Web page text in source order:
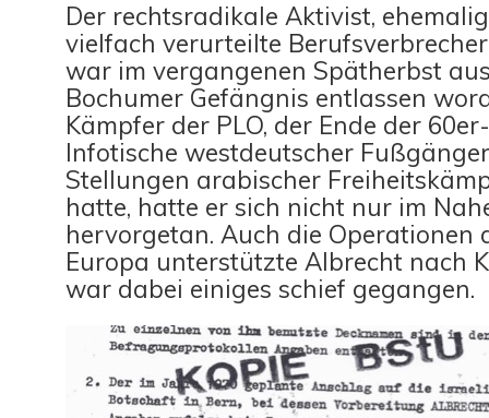
Der rechtsradikale Aktivist,
vielfach verurteilte
war im vergangenen Spätherbst
Bochumer Gefängnis entlassen
Kämpfer der PLO, der Ende der
Infotische westdeutscher
Stellungen arabischer
hatte, hatte er sich nicht nur im
hervorgetan. Auch die Operationen
Europa unterstützte Albrecht nach
war dabei einiges schief gegangen.